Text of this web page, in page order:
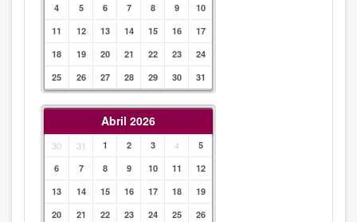
4
5 6 7 8 9
10
11
12 13 14 15 16
17
18
19 20 21 22 23
24
25
26 27 28 29 30 31
Abril 2026
30 31 1 2 3 4
5
6
7 8 9 10 11
12
13
14 15 16 17 18
19
20
21 22 23 24 25
26